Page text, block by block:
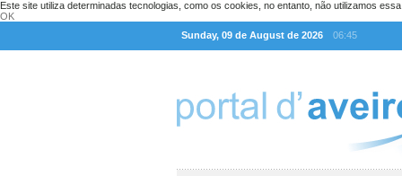
Este site utiliza determinadas tecnologias, como os cookies, no entanto, não utilizamos
OK
Sunday, 09 de August de 2026
06:45